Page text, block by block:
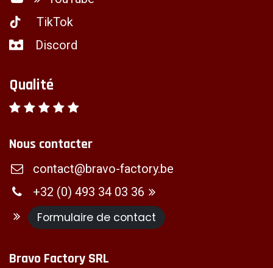
TikTok
Discord
Qualité
Nous contacter
contact@bravo-factory.be
+32 (0) 493 34 03 36
Formulaire de contact
Bravo Factory SRL